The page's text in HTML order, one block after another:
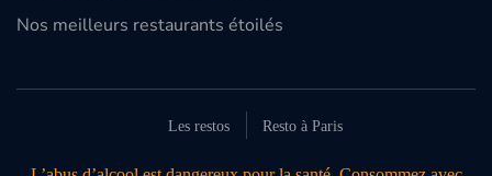
Nos meilleurs restaurants étoilés
Les restos Resto à Paris